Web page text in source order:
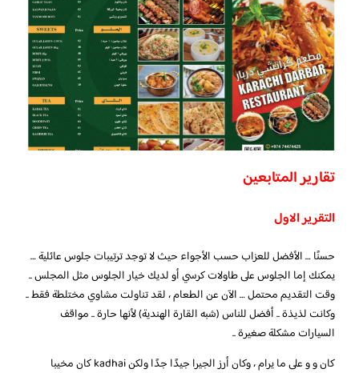
تقارير المتابعين
التقرير الاول
حسنًا … الأفضل للعزاب حسب الأجواء حيث لا توجد ترتيبات جلوس عائلية …
يمكنك إما الجلوس على طاولات كرسي أو لديك خيار الجلوس مثل المجلس ..
وقت التقديم محتمل … الآن عن الطعام ، لقد تناولت مشاوي مختلطة فقط ..
وكانت لذيذة .. أفضل للناس (شبه القارة الهندية) لأنها حارة .. مواقف
السيارات مشكلة صغيرة ..
كان و و على ما يرام ، وكان أرز الجيرا جيدًا جدًا ولكن kadhai كان مخيبا